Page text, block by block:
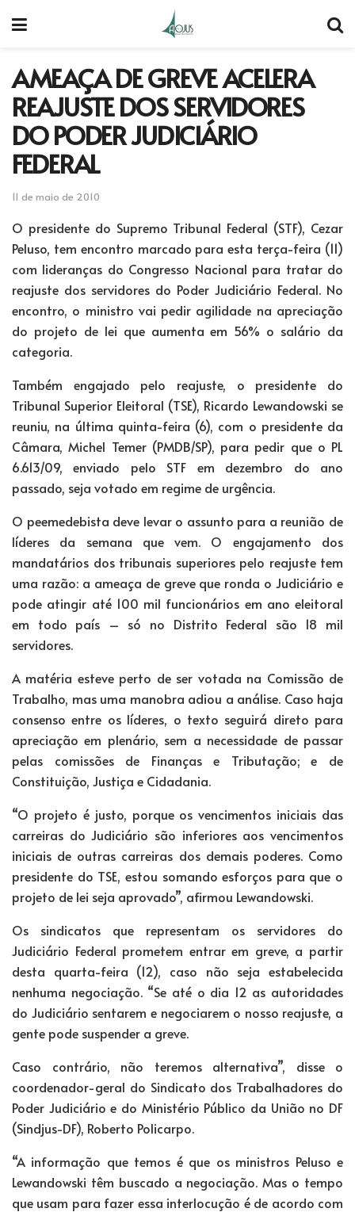
AMEAÇA DE GREVE ACELERA
REAJUSTE DOS SERVIDORES
DO PODER JUDICIÁRIO
FEDERAL
11 de maio de 2010
O presidente do Supremo Tribunal Federal (STF), Cezar
Peluso, tem encontro marcado para esta terça-feira (11)
com lideranças do Congresso Nacional para tratar do
reajuste dos servidores do Poder Judiciário Federal. No
encontro, o ministro vai pedir agilidade na apreciação
do projeto de lei que aumenta em 56% o salário da
categoria.
Também engajado pelo reajuste, o presidente do
Tribunal Superior Eleitoral (TSE), Ricardo Lewandowski se
reuniu, na última quinta-feira (6), com o presidente da
Câmara, Michel Temer (PMDB/SP), para pedir que o PL
6.613/09, enviado pelo STF em dezembro do ano
passado, seja votado em regime de urgência.
O peemedebista deve levar o assunto para a reunião de
líderes da semana que vem. O engajamento dos
mandatários dos tribunais superiores pelo reajuste tem
uma razão: a ameaça de greve que ronda o Judiciário e
pode atingir até 100 mil funcionários em ano eleitoral
em todo país – só no Distrito Federal são 18 mil
servidores.
A matéria esteve perto de ser votada na Comissão de
Trabalho, mas uma manobra adiou a análise. Caso haja
consenso entre os líderes, o texto seguirá direto para
apreciação em plenário, sem a necessidade de passar
pelas comissões de Finanças e Tributação; e de
Constituição, Justiça e Cidadania.
“O projeto é justo, porque os vencimentos iniciais das
carreiras do Judiciário são inferiores aos vencimentos
iniciais de outras carreiras dos demais poderes. Como
presidente do TSE, estou somando esforços para que o
projeto de lei seja aprovado”, afirmou Lewandowski.
Os sindicatos que representam os servidores do
Judiciário Federal prometem entrar em greve, a partir
desta quarta-feira (12), caso não seja estabelecida
nenhuma negociação. “Se até o dia 12 as autoridades
do Judiciário sentarem e negociarem o nosso reajuste, a
gente pode suspender a greve.
Caso contrário, não teremos alternativa”, disse o
coordenador-geral do Sindicato dos Trabalhadores do
Poder Judiciário e do Ministério Público da União no DF
(Sindjus-DF), Roberto Policarpo.
“A informação que temos é que os ministros Peluso e
Lewandowski têm buscado a negociação. Mas o tempo
que usam para fazer essa interlocução é de acordo com